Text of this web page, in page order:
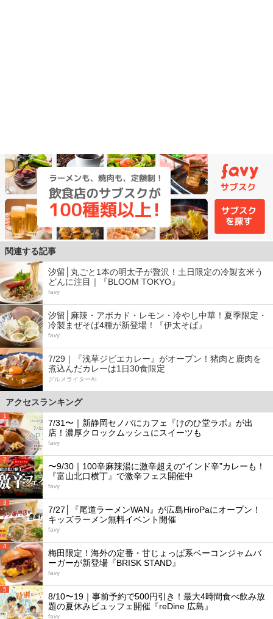
関連する記事
汐留│丸ごと1本の明太子が贅沢！土日限定の冷製玄米う
どんに注目｜『BLOOM TOKYO』
favy
汐留│麻辣・アボカド・レモン・冷やし中華！夏季限定・
冷製まぜそば4種が新登場！『伊太そば』
favy
7/29｜『浅草ジビエカレー』がオープン！猪肉と鹿肉を
煮込んだカレーは1日30食限定
グルメライターAI
アクセスランキング
1
7/31〜｜新静岡セノバにカフェ『けのひ堂ラボ』が出
店！濃厚クロックムッシュにスイーツも
favy
2
〜9/30｜100辛麻辣湯に激辛超えの“インド辛”カレーも！
『富山北口横丁』で激辛フェス開催中
favy
3
7/27│『尾道ラーメンWAN』が広島HiroPaにオープン！
キッズラーメン無料イベント開催
favy
4
梅田限定！海外の定番・甘じょっぱ系ベーコンジャムバ
ーガーが新登場『BRISK STAND』
favy
5
8/10〜19｜事前予約で500円引き！最大4時間食べ飲み放
題の夏休みビュッフェ開催『reDine 広島』
favy